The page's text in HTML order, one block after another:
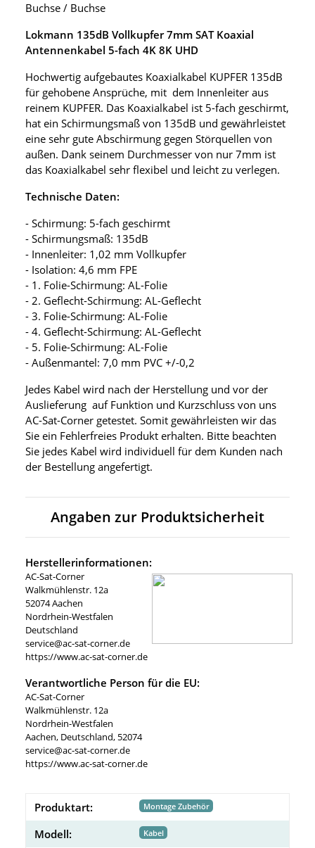
Buchse / Buchse
Lokmann 135dB Vollkupfer 7mm SAT Koaxial
Antennenkabel 5-fach 4K 8K UHD
Hochwertig aufgebautes Koaxialkabel KUPFER 135dB
für gehobene Ansprüche, mit dem Innenleiter aus
reinem KUPFER. Das Koaxialkabel ist 5-fach geschirmt,
hat ein Schirmungsmaß von 135dB und gewährleistet
eine sehr gute Abschirmung gegen Störquellen von
außen. Dank seinem Durchmesser von nur 7mm ist
das Koaxialkabel sehr flexibel und leicht zu verlegen.
Technische Daten:
- Schirmung: 5-fach geschirmt
- Schirmungsmaß: 135dB
- Innenleiter: 1,02 mm Vollkupfer
- Isolation: 4,6 mm FPE
- 1. Folie-Schirmung: AL-Folie
- 2. Geflecht-Schirmung: AL-Geflecht
- 3. Folie-Schirmung: AL-Folie
- 4. Geflecht-Schirmung: AL-Geflecht
- 5. Folie-Schirmung: AL-Folie
- Außenmantel: 7,0 mm PVC +/-0,2
Jedes Kabel wird nach der Herstellung und vor der
Auslieferung auf Funktion und Kurzschluss von uns
AC-Sat-Corner getestet. Somit gewährleisten wir das
Sie ein Fehlerfreies Produkt erhalten. Bitte beachten
Sie jedes Kabel wird individuell für dem Kunden nach
der Bestellung angefertigt.
Angaben zur Produktsicherheit
Herstellerinformationen:
AC-Sat-Corner
Walkmühlenstr. 12a
52074 Aachen
Nordrhein-Westfalen
Deutschland
service@ac-sat-corner.de
https://www.ac-sat-corner.de
Verantwortliche Person für die EU:
AC-Sat-Corner
Walkmühlenstr. 12a
Nordrhein-Westfalen
Aachen, Deutschland, 52074
service@ac-sat-corner.de
https://www.ac-sat-corner.de
Produktart: Montage Zubehör
Modell: Kabel